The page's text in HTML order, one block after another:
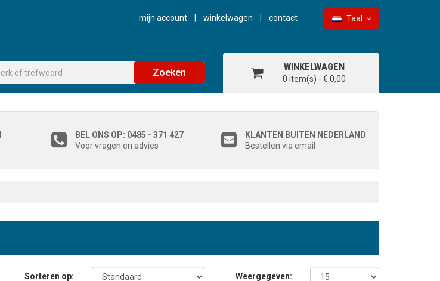
mijn account winkelwagen contact Taal
Zoeken
WINKELWAGEN
0 item(s) - € 0,00
BEL ONS OP: 0485 - 371 427
Voor vragen en advies
KLANTEN BUITEN NEDERLAND
Bestellen via email
Sorteren op: Weergegeven: